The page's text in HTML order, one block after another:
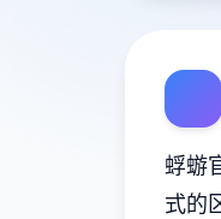
蜉蝣
式的